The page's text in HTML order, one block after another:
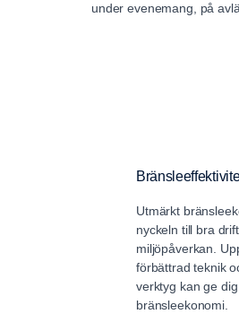
under evenemang, på
Utmärkt
nyckeln till bra
miljöpåverkan.
förbättrad teknik
verktyg kan ge
bränsleekonomi.